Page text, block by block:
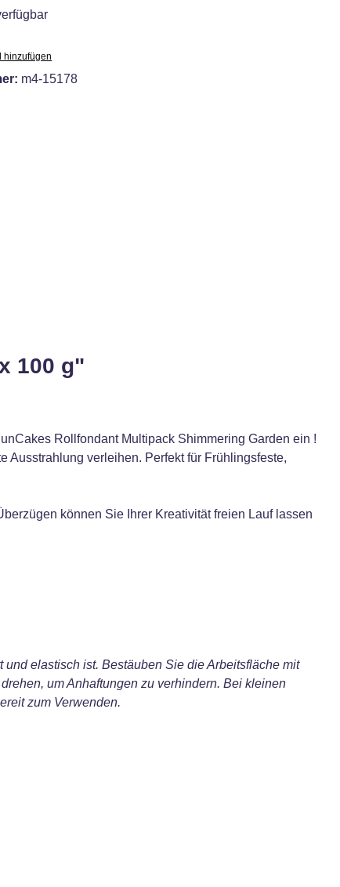
hinzufügen
m4-15178
100 g"
Rollfondant Multipack Shimmering Garden ein !
Ausstrahlung verleihen. Perfekt für Frühlingsfeste,
können Sie Ihrer Kreativität freien Lauf lassen
elastisch ist. Bestäuben Sie die Arbeitsfläche mit
um Anhaftungen zu verhindern. Bei kleinen
zum Verwenden.